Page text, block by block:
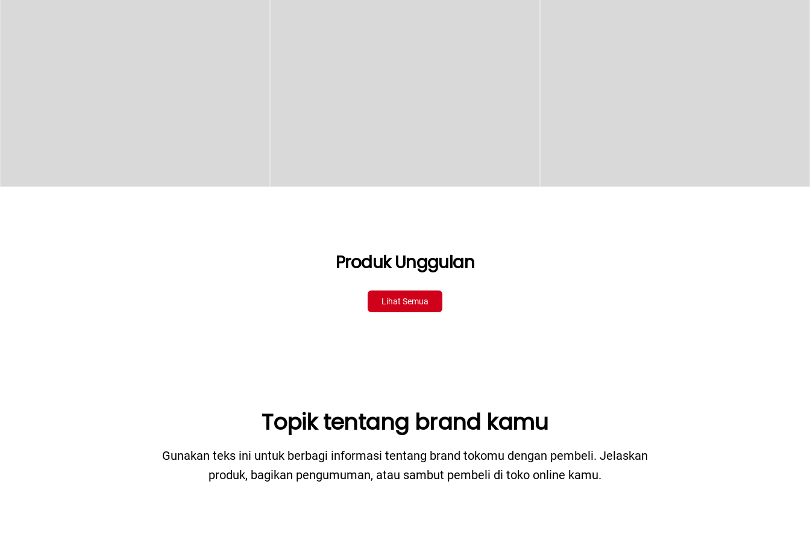
Produk Unggulan
Lihat Semua
Topik tentang brand kamu
Gunakan teks ini untuk berbagi informasi tentang brand tokomu dengan pembeli. Jelaskan
produk, bagikan pengumuman, atau sambut pembeli di toko online kamu.